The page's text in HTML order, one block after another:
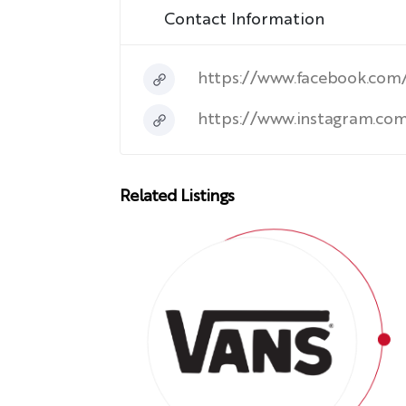
Contact Information
https://
https://
Related Listings